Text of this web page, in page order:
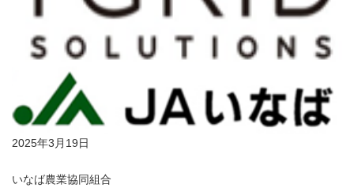
2025年3月19日
いなば農業協同組合